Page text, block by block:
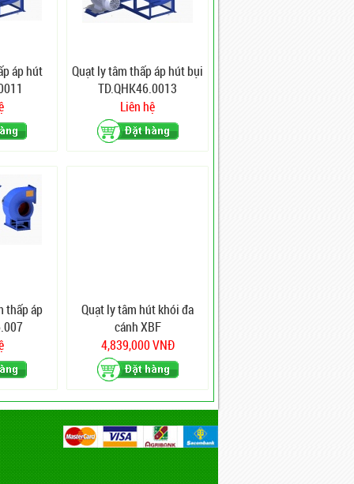
áp hút
Quạt ly tâm thấp áp hút bụi
TD.QHK46.0013
Liên hệ
thấp áp
Quạt ly tâm hút khói đa
cánh XBF
4,839,000 VNĐ